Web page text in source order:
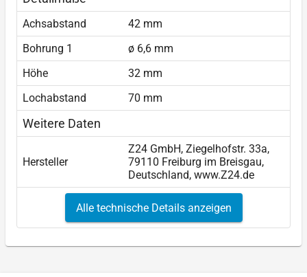
Achsabstand
42 mm
Bohrung 1
ø 6,6 mm
Höhe
32 mm
Lochabstand
70 mm
Weitere Daten
Hersteller
Z24 GmbH, Ziegelhofstr. 33a,
79110 Freiburg im Breisgau,
Deutschland, www.Z24.de
Alle technische Details anzeigen